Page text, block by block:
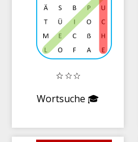
Wortsuche 🎓